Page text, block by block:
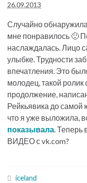
26.09.2013
Случайно
мне понравилось 🙂
наслаждалась. Лицо
улыбке. Трудности
впечатления. Это
молодец, такой
продолжение,
Рейкьявика до самой
что я уже выложила,
показывала.
ВИДЕО с vk.com?
iceland